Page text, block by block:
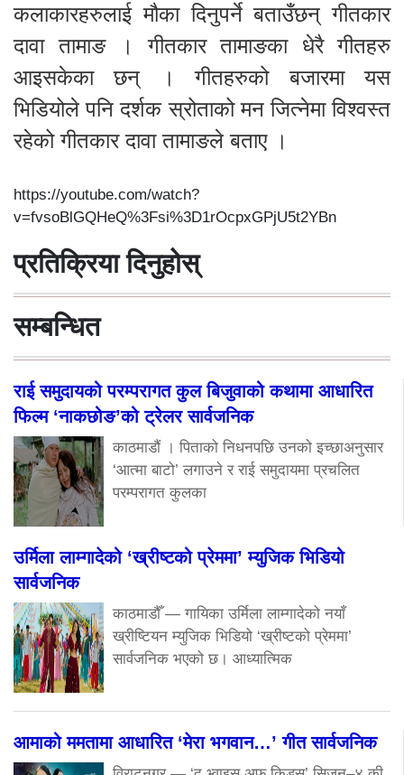
कलाकारहरुलाई मौका दिनुपर्ने बताउँछन् गीतकार
दावा तामाङ । गीतकार तामाङका धेरै गीतहरु
आइसकेका छन् । गीतहरुको बजारमा यस
भिडियोले पनि दर्शक स्रोताको मन जित्नेमा विश्वस्त
रहेको गीतकार दावा तामाङले बताए ।
https://youtube.com/watch?
v=fvsoBlGQHeQ%3Fsi%3D1rOcpxGPjU5t2YBn
प्रतिक्रिया दिनुहोस्
सम्बन्धित
राई समुदायको परम्परागत कुल बिजुवाको कथामा आधारित
फिल्म ‘नाकछोङ’को ट्रेलर सार्वजनिक
काठमाडौं । पिताको निधनपछि उनको इच्छाअनुसार
‘आत्मा बाटो’ लगाउने र राई समुदायमा प्रचलित
परम्परागत कुलका
उर्मिला लाम्गादेको ‘ख्रीष्टको प्रेममा’ म्युजिक भिडियो
सार्वजनिक
काठमाडौँ — गायिका उर्मिला लाम्गादेको नयाँ
ख्रीष्टियन म्युजिक भिडियो ‘ख्रीष्टको प्रेममा’
सार्वजनिक भएको छ। आध्यात्मिक
आमाको ममतामा आधारित ‘मेरा भगवान…’ गीत सार्वजनिक